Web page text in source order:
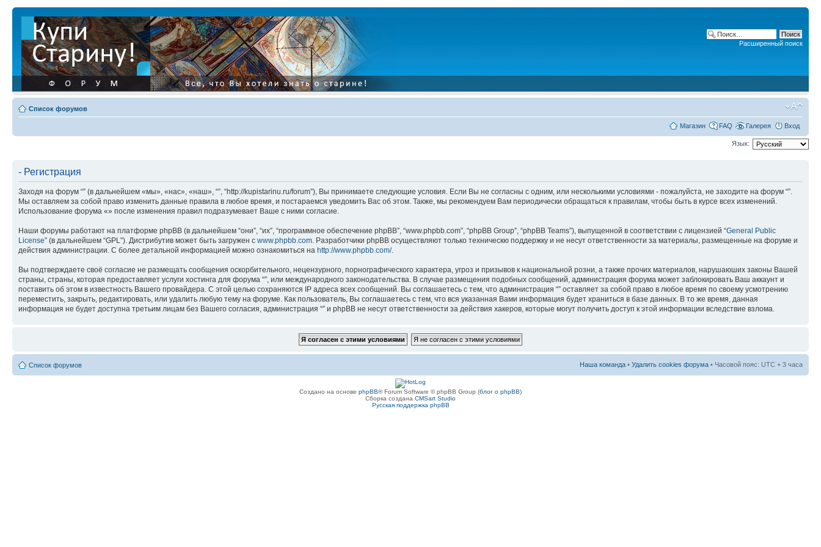
Расширенный поиск
Список форумов
Магазин FAQ Галерея Вход
Язык:
- Регистрация
Заходя на форум “” (в дальнейшем «мы», «нас», «наш», “”, “http://kupistarinu.ru/forum”), Вы принимаете следующие условия. Если Вы не согласны с одним, или несколькими условиями - пожалуйста, не заходите на форум “”.
Мы оставляем за собой право изменить данные правила в любое время, и постараемся уведомить Вас об этом. Также, мы рекомендуем Вам периодически обращаться к правилам, чтобы быть в курсе всех изменений.
Использование форума «» после изменения правил подразумевает Ваше с ними согласие.
Наши форумы работают на платформе phpBB (в дальнейшем “они”, “их”, “программное обеспечение phpBB”, “www.phpbb.com”, “phpBB Group”, “phpBB Teams”), выпущенной в соответствии с лицензией “General Public
License” (в дальнейшем “GPL”). Дистрибутив может быть загружен с www.phpbb.com . Разработчики phpBB осуществляют только техническю поддержку и не несут ответственности за материалы, размещенные на форуме и
действия администрации. С более детальной информацией можно ознакомиться на http://www.phpbb.com/.
Вы подтверждаете своё согласие не размещать сообщения оскорбительного, нецензурного, порнографического характера, угроз и призывов к национальной розни, а также прочих материалов, нарушаюших законы Вашей
страны, страны, которая предоставляет услуги хостинга для форума “”, или международного законодательства. В случае размещения подобных сообщений, администрация форума может заблокировать Ваш аккаунт и
поставить об этом в известность Вашего провайдера. С этой целью сохраняются IP адреса всех сообщений. Вы соглашаетесь с тем, что администрация “” оставляет за собой право в любое время по своему усмотрению
переместить, закрыть, редактировать, или удалить любую тему на форуме. Как пользователь, Вы соглашаетесь с тем, что вся указанная Вами информация будет храниться в базе данных. В то же время, данная
информация не будет доступна третьим лицам без Вашего согласия, администрация “” и phpBB не несут ответственности за действия хакеров, которые могут получить доступ к этой информации вследствие взлома.
Список форумов Наша команда • Удалить cookies форума • Часовой пояс: UTC + 3 часа
Создано на основе phpBB® Forum Software © phpBB Group (блог о phpBB)
Сборка создана CMSart Studio
Русская поддержка phpBB